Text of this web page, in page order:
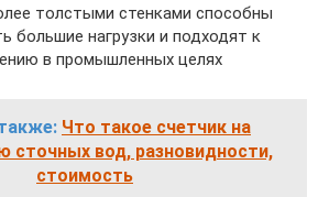
толстыми стенками способны
большие нагрузки и подходят к
в промышленных целях
Что такое счетчик на
сточных вод, разновидности,
стоимость